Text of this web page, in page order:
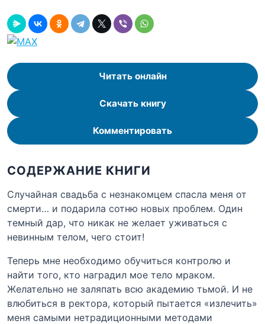
Читать онлайн
Скачать книгу
Комментировать
СОДЕРЖАНИЕ КНИГИ
Случайная свадьба с незнакомцем спасла меня от
смерти… и подарила сотню новых проблем. Один
темный дар, что никак не желает уживаться с
невинным телом, чего стоит!
Теперь мне необходимо обучиться контролю и
найти того, кто наградил мое тело мраком.
Желательно не заляпать всю академию тьмой. И не
влюбиться в ректора, который пытается «излечить»
меня самыми нетрадиционными методами